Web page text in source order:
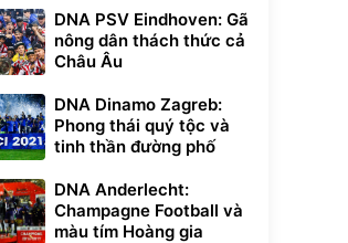
DNA PSV Eindhoven: Gã
nông dân thách thức cả
Châu Âu
DNA Dinamo Zagreb:
Phong thái quý tộc và
tinh thần đường phố
DNA Anderlecht:
Champagne Football và
màu tím Hoàng gia